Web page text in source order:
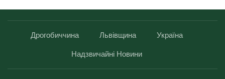
Дрогобиччина Львівщина Україна
Надзвичайні Новини